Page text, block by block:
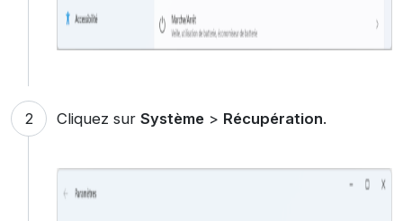
Cliquez sur Système> Récupération.